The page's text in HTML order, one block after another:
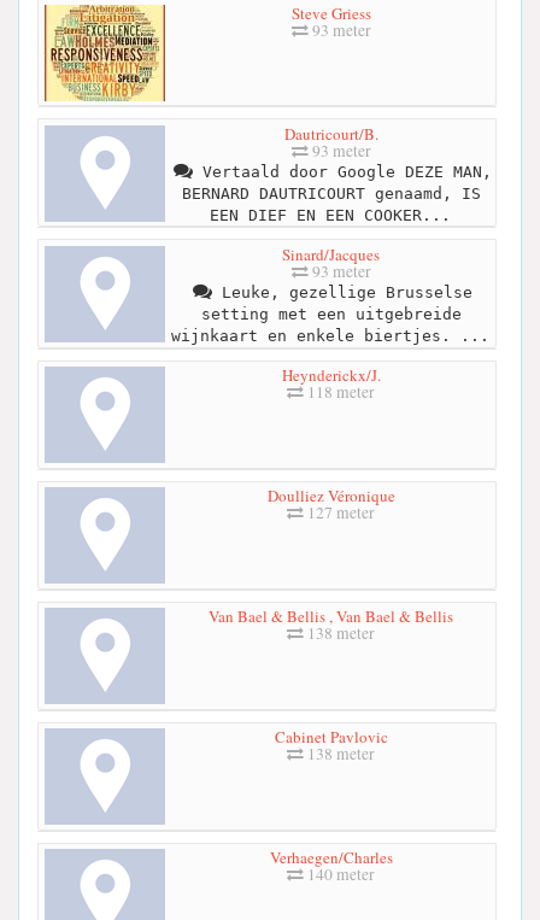
Steve Griess
93 meter
Dautricourt/B.
93 meter
Vertaald door Google DEZE MAN,
BERNARD DAUTRICOURT genaamd, IS
EEN DIEF EN EEN COOKER...
Sinard/Jacques
93 meter
Leuke, gezellige Brusselse
setting met een uitgebreide
wijnkaart en enkele biertjes. ...
Heynderickx/J.
118 meter
Doulliez Véronique
127 meter
Van Bael & Bellis , Van Bael & Bellis
138 meter
Cabinet Pavlovic
138 meter
Verhaegen/Charles
140 meter